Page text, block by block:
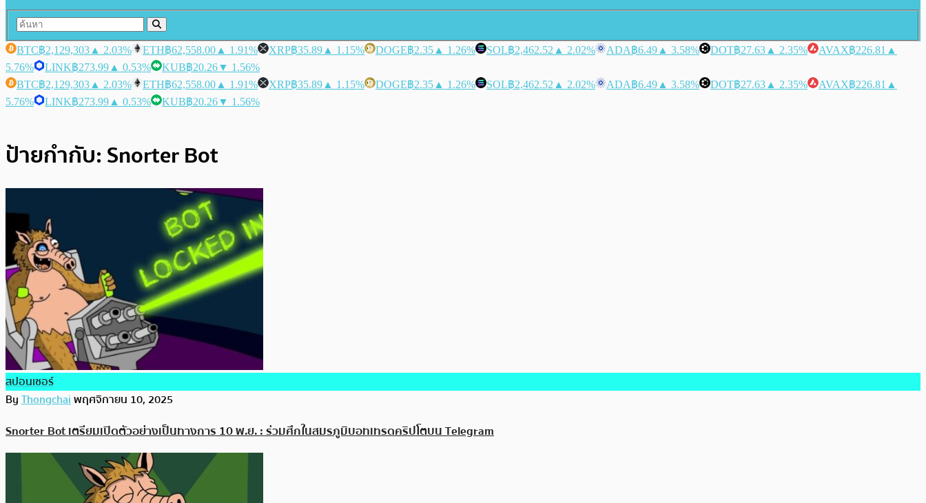
BTC฿2,129,303 ▲ 2.03% ETH฿62,558.00 ▲ 1.91% XRP฿35.89 ▲ 1.15% DOGE฿2.35 ▲ 1.26% SOL฿2,462.52 ▲ 2.02% ADA฿6.49 ▲ 3.58% DOT฿27.63 ▲ 2.35% AVAX฿226.81 ▲
5.76%
LINK฿273.99 ▲ 0.53% KUB฿20.26▼ 1.56%
BTC฿2,129,303 ▲ 2.03% ETH฿62,558.00 ▲ 1.91% XRP฿35.89 ▲ 1.15% DOGE฿2.35 ▲ 1.26% SOL฿2,462.52 ▲ 2.02% ADA฿6.49 ▲ 3.58% DOT฿27.63 ▲ 2.35% AVAX฿226.81 ▲
5.76%
LINK฿273.99 ▲ 0.53% KUB฿20.26▼ 1.56%
ป้ายกำกับ: Snorter Bot
สปอนเซอร์
ByThongchaiพฤศจิกายน 10, 2025
Snorter Bot เตรียมเปิดตัวอย่างเป็นทางการ 10 พ.ย. : ร่วมศึกในสมรภูมิบอทเทรดคริปโตบน Telegram